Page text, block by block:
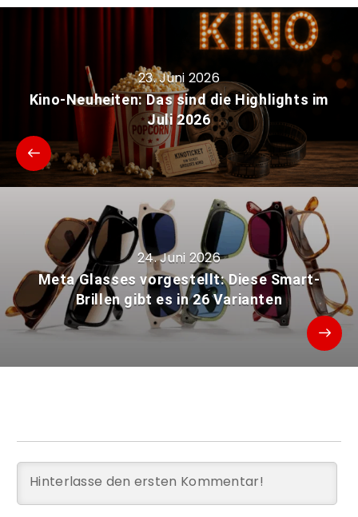
23. Juni 2026
Kino-Neuheiten: Das sind die Highlights im
Juli 2026
24. Juni 2026
Meta Glasses vorgestellt: Diese Smart-
Brillen gibt es in 26 Varianten